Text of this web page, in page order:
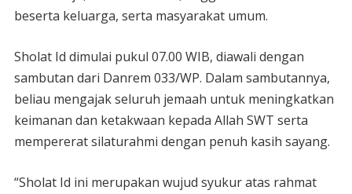
beserta keluarga, serta masyarakat umum.
Sholat Id dimulai pukul 07.00 WIB, diawali dengan
sambutan dari Danrem 033/WP. Dalam sambutannya,
beliau mengajak seluruh jemaah untuk meningkatkan
keimanan dan ketakwaan kepada Allah SWT serta
mempererat silaturahmi dengan penuh kasih sayang.
“Sholat Id ini merupakan wujud syukur atas rahmat